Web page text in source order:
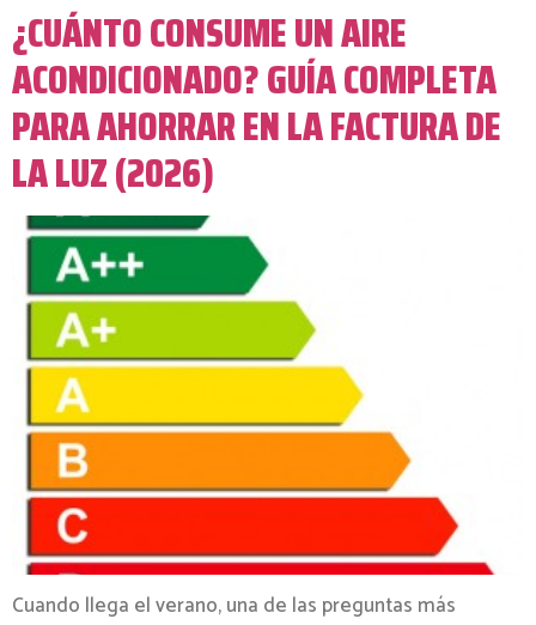
¿CUÁNTO CONSUME UN AIRE
ACONDICIONADO? GUÍA COMPLETA
PARA AHORRAR EN LA FACTURA DE
LA LUZ (2026)
Cuando llega el verano, una de las preguntas más